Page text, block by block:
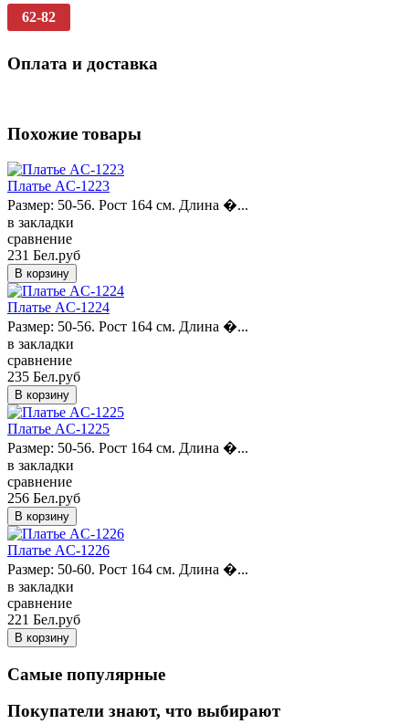
62-82
Оплата и доставка
Похожие товары
Платье AC-1223
Размер: 50-56. Рост 164 см. Длина �...
в закладки
сравнение
231 Бел.руб
Платье AC-1224
Размер: 50-56. Рост 164 см. Длина �...
в закладки
сравнение
235 Бел.руб
Платье AC-1225
Размер: 50-56. Рост 164 см. Длина �...
в закладки
сравнение
256 Бел.руб
Платье AC-1226
Размер: 50-60. Рост 164 см. Длина �...
в закладки
сравнение
221 Бел.руб
Самые популярные
Покупатели знают, что выбирают